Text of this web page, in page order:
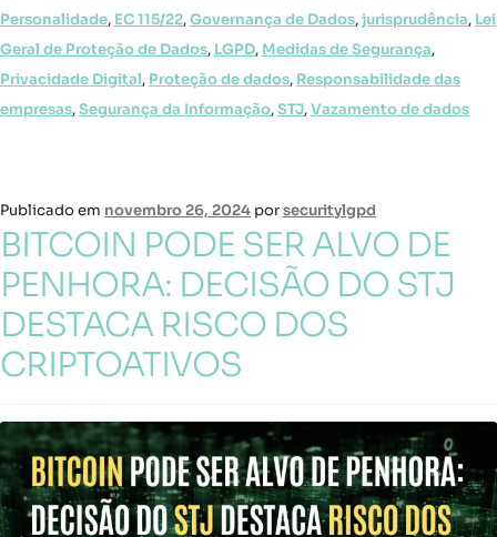
Personalidade, EC 115/22,Governança de Dados,jurisprudência, Lei
Geral de Proteção de Dados, LGPD, Medidas de Segurança,
Privacidade Digital, Proteção de dados, Responsabilidade das
empresas,Segurança da Informação,STJ,Vazamento de dados
Publicado em novembro 26, 2024 porsecuritylgpd
BITCOIN PODE SER ALVO DE
PENHORA: DECISÃO DO STJ
DESTACA RISCO DOS
CRIPTOATIVOS